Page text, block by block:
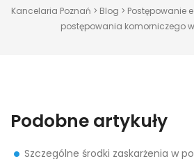
Kancelaria Poznań > Blog > Postępowanie
postępowania komorniczego
Podobne artykuły
Szczególne środki zaskarżenia w